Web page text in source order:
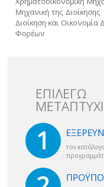
Μηχανική της Διοίκησης
Διοίκηση και
Φορέων
ΕΠΙΛΕΓΩ
τον